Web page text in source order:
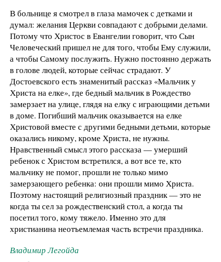
В больнице я смотрел в глаза мамочек с детками и
думал: желания Церкви совпадают с добрыми делами.
Потому что Христос в Евангелии говорит, что Сын
Человеческий пришел не для того, чтобы Ему служили,
а чтобы Самому послужить. Нужно постоянно держать
в голове людей, которые сейчас страдают. У
Достоевского есть знаменитый рассказ «Мальчик у
Христа на елке», где бедный мальчик в Рождество
замерзает на улице, глядя на елку с играющими детьми
в доме. Погибший мальчик оказывается на елке
Христовой вместе с другими бедными детьми, которые
оказались никому, кроме Христа, не нужны.
Нравственный смысл этого рассказа — умерший
ребенок с Христом встретился, а вот все те, кто
мальчику не помог, прошли не только мимо
замерзающего ребенка: они прошли мимо Христа.
Поэтому настоящий религиозный праздник — это не
когда ты сел за рождественский стол, а когда ты
посетил того, кому тяжело. Именно это для
христианина неотъемлемая часть встречи праздника.
Владимир Легойда